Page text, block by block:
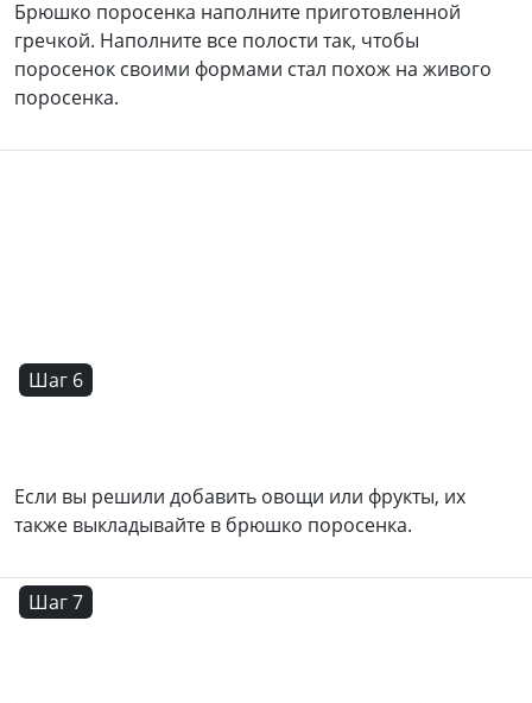
Брюшко поросенка наполните приготовленной
гречкой. Наполните все полости так, чтобы
поросенок своими формами стал похож на живого
поросенка.
Шаг 6
Если вы решили добавить овощи или фрукты, их
также выкладывайте в брюшко поросенка.
Шаг 7